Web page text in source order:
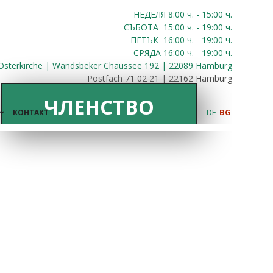
НЕДЕЛЯ 8:00 ч. - 15:00 ч.
СЪБОТА 15:00 ч. - 19:00 ч.
ПЕТЪК 16:00 ч. - 19:00 ч.
СРЯДА 16:00 ч. - 19:00 ч.
| Wandsbeker Chaussee 192 | 22089 Hamburg
Postfach 71 02 21 | 22162 Hamburg
КОНТАКТ DE BG
ЧЛЕНСТВО